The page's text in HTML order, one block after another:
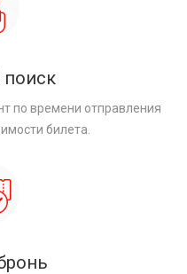
по времени отправления
билета.